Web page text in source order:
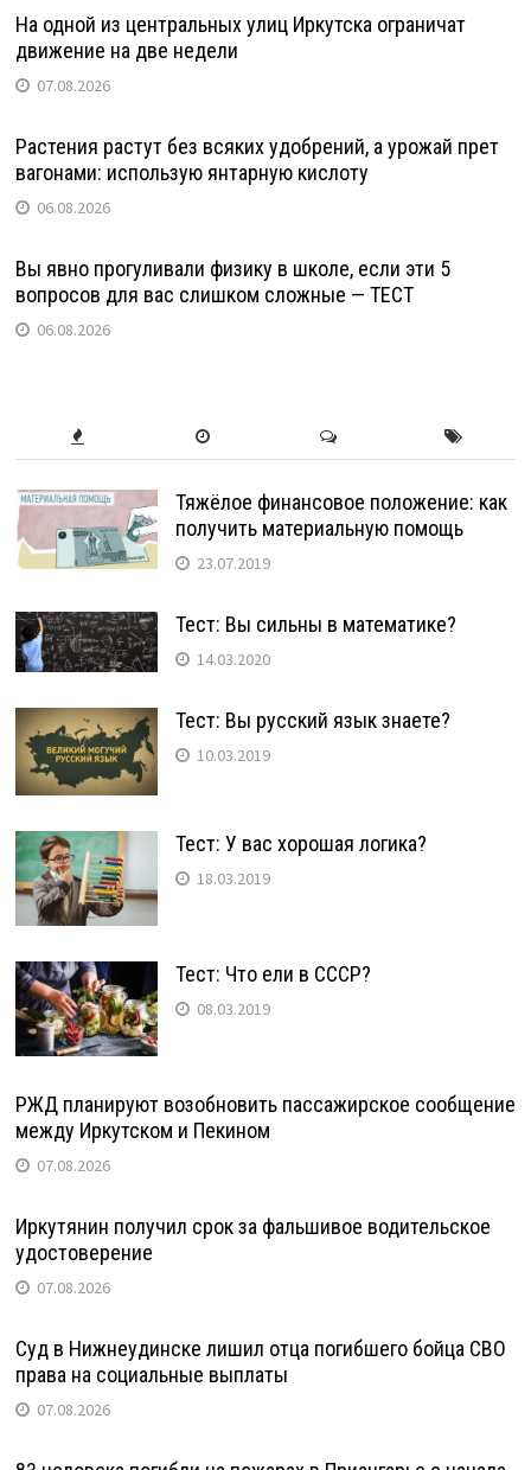
На одной из центральных улиц Иркутска ограничат
движение на две недели
07.08.2026
Растения растут без всяких удобрений, а урожай прет
вагонами: использую янтарную кислоту
06.08.2026
Вы явно прогуливали физику в школе, если эти 5
вопросов для вас слишком сложные — ТЕСТ
06.08.2026
Тяжёлое финансовое положение: как
получить материальную помощь
23.07.2019
Тест: Вы сильны в математике?
14.03.2020
Тест: Вы русский язык знаете?
10.03.2019
Тест: У вас хорошая логика?
18.03.2019
Тест: Что ели в СССР?
08.03.2019
РЖД планируют возобновить пассажирское сообщение
между Иркутском и Пекином
07.08.2026
Иркутянин получил срок за фальшивое водительское
удостоверение
07.08.2026
Суд в Нижнеудинске лишил отца погибшего бойца СВО
права на социальные выплаты
07.08.2026